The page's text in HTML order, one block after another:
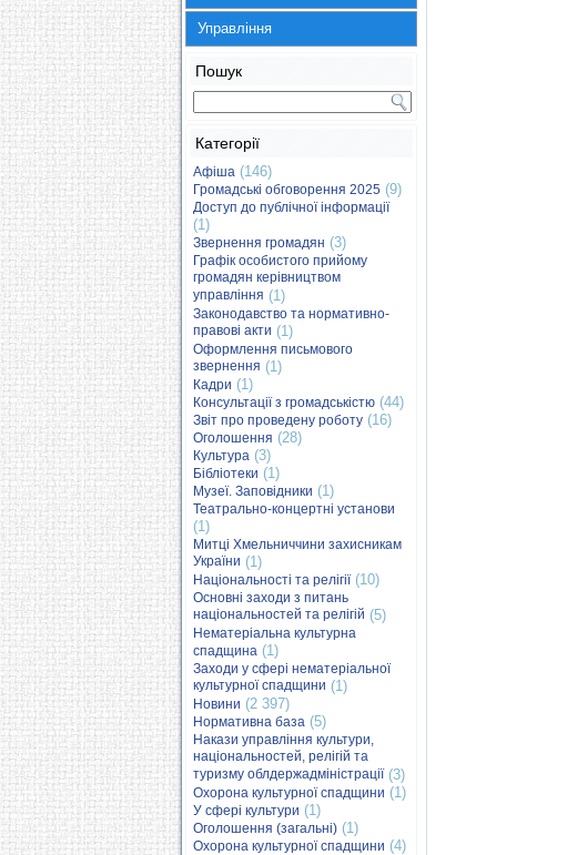
Управління
Пошук
Категорії
Афіша (146)
Громадські обговорення 2025 (9)
Доступ до публічної інформації
(1)
Звернення громадян (3)
Графік особистого прийому
громадян керівництвом
управління (1)
Законодавство та нормативно-
правові акти (1)
Оформлення письмового
звернення (1)
Кадри (1)
Консультації з громадськістю (44)
Звіт про проведену роботу (16)
Оголошення (28)
Культура (3)
Бібліотеки (1)
Музеї. Заповідники (1)
Театрально-концертні установи
(1)
Митці Хмельниччини захисникам
України (1)
Національності та релігії(10)
Основні заходи з питань
національностей та релігій (5)
Нематеріальна культурна
спадщина (1)
Заходи у сфері нематеріальної
культурної спадщини (1)
Новини (2 397)
Нормативна база (5)
Накази управління культури,
національностей, релігій та
туризму облдержадміністрації(3)
Охорона культурної спадщини (1)
У сфері культури (1)
Оголошення (загальні) (1)
Охорона культурної спадщини (4)